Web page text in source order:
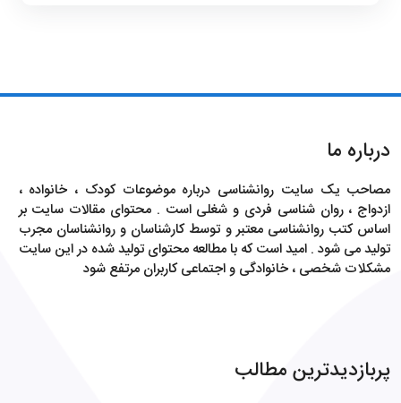
درباره ما
مصاحب یک سایت روانشناسی درباره موضوعات کودک ، خانواده ،
ازدواج ، روان شناسی فردی و شغلی است . محتوای مقالات سایت بر
اساس کتب روانشناسی معتبر و توسط کارشناسان و روانشناسان مجرب
تولید می شود . امید است که با مطالعه محتوای تولید شده در این سایت
مشکلات شخصی ، خانوادگی و اجتماعی کاربران مرتفع شود
پربازدیدترین مطالب